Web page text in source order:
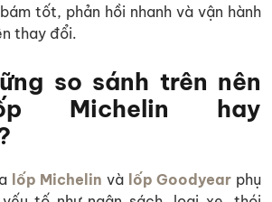
tốt, phản hồi nhanh và vận hành
thay đổi.
so sánh trên nên
Michelin hay
lốp Michelin và lốp Goodyear phụ